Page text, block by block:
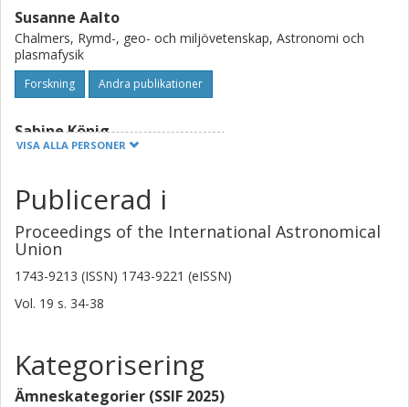
Susanne Aalto
Chalmers, Rymd-, geo- och miljövetenskap, Astronomi och
plasmafysik
Forskning Andra publikationer
Sabine König
Chalmers, Rymd-, geo- och miljövetenskap, Onsala
Forskning Andra publikationer
Santiago Del Palacio
plasmafysik
Forskning Andra publikationer
Mark Gorski
Chalmers, Rymd-, geo- och miljövetenskap, Astronomi och
plasmafysik
VISA ALLA PERSONER
Publicerad i
Proceedings of the International Astronomical
Union
1743-9213 (ISSN) 1743-9221 (eISSN)
Vol. 19 s. 34-38
Kategorisering
Ämneskategorier (SSIF 2025)